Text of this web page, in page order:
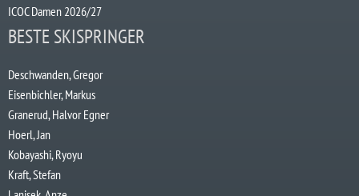
ICOC Damen 2026/27
BESTE SKISPRINGER
Deschwanden, Gregor
Eisenbichler, Markus
Granerud, Halvor Egner
Hoerl, Jan
Kobayashi, Ryoyu
Kraft, Stefan